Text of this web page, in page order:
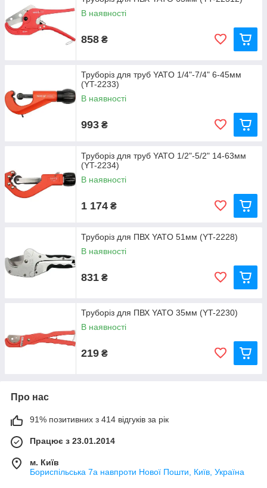
В наявності
858 ₴
Труборіз для труб YATO 1/4"-7/4" 6-45мм
(YT-2233)
В наявності
993 ₴
Труборіз для труб YATO 1/2"-5/2" 14-63мм
(YT-2234)
В наявності
1 174 ₴
Труборіз для ПВХ YATO 51мм (YT-2228)
В наявності
831 ₴
Труборіз для ПВХ YATO 35мм (YT-2230)
В наявності
219 ₴
Про нас
91% позитивних з 414 відгуків за рік
Працює з 23.01.2014
м. Київ
Бориспільська 7а навпроти Нової Пошти, Київ, Україна